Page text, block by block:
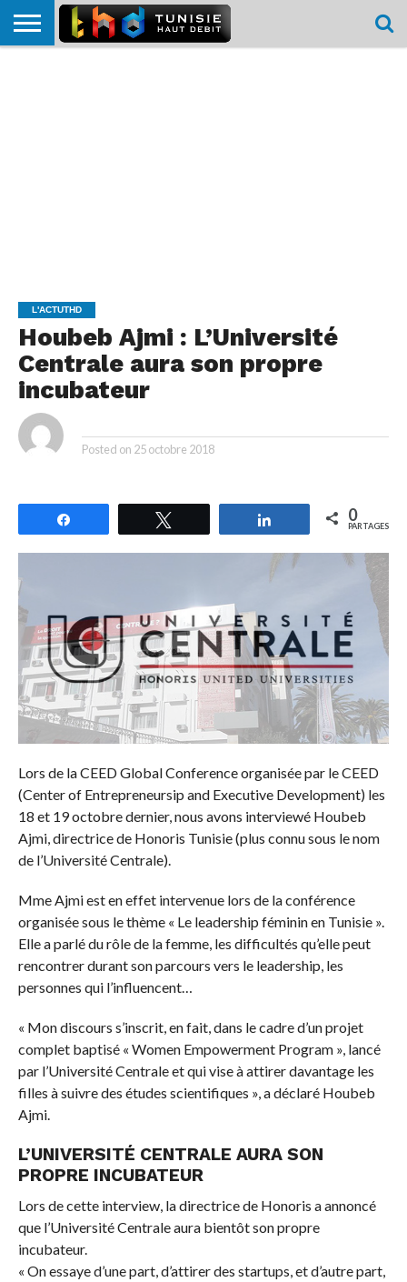
L'ACTUTHD
Houbeb Ajmi : L’Université
Centrale aura son propre
incubateur
Posted on 25 octobre 2018
Partagez 0
PARTAGES
Lors de la CEED Global Conference organisée par le CEED
(Center of Entrepreneursip and Executive Development) les
18 et 19 octobre dernier, nous avons interviewé Houbeb
Ajmi, directrice de Honoris Tunisie (plus connu sous le nom
de l’Université Centrale).
Mme Ajmi est en effet intervenue lors de la conférence
organisée sous le thème « Le leadership féminin en Tunisie ».
Elle a parlé du rôle de la femme, les difficultés qu’elle peut
rencontrer durant son parcours vers le leadership, les
personnes qui l’influencent…
« Mon discours s’inscrit, en fait, dans le cadre d’un projet
complet baptisé « Women Empowerment Program », lancé
par l’Université Centrale et qui vise à attirer davantage les
filles à suivre des études scientifiques », a déclaré Houbeb
Ajmi.
L’UNIVERSITÉ CENTRALE AURA SON
PROPRE INCUBATEUR
Lors de cette interview, la directrice de Honoris a annoncé
que l’Université Centrale aura bientôt son propre
incubateur.
« On essaye d’une part, d’attirer des startups, et d’autre part,